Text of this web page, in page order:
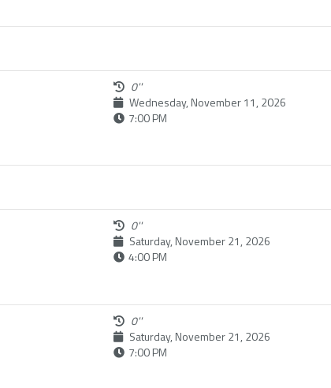
0''
Wednesday, November 11, 2026
7:00 PM
0''
Saturday, November 21, 2026
4:00 PM
0''
Saturday, November 21, 2026
7:00 PM